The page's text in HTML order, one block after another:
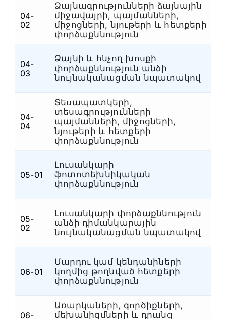
Ապրանքագիտական
04-
02
Ձայնագրությունների ձայնային
միջավայրի, պայմանների,
միջոցների, նյութերի և հետքերի
փորձաքննություն
04-
03
Ձայնի և հնչող խոսքի
փորձաքննություն անձի
նույնականացման նպատակով
04-
04
Տեսապատկերի,
տեսագրությունների
պայմանների, միջոցների,
նյութերի և հետքերի
փորձաքննություն
05-01
Լուսանկարի
ֆոտոտեխնիկական
փորձաքննություն
05-
02
Լուսանկարի փորձաքննություն
անձի դիմանկարային
նույնականացման նպատակով
06-01
Մարդու կամ կենդանիների
կողմից թողնված հետքերի
փորձաքննություն
06-
Առարկաների, գործիքների,
մեխանիզմների և դրանց